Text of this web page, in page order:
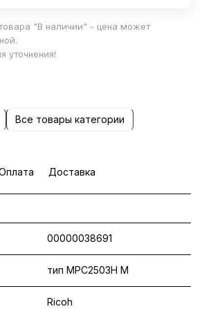
"В наличии" - цена может
уточнения!
Все товары категории
Доставка
00000038691
тип MPC2503H M
Ricoh